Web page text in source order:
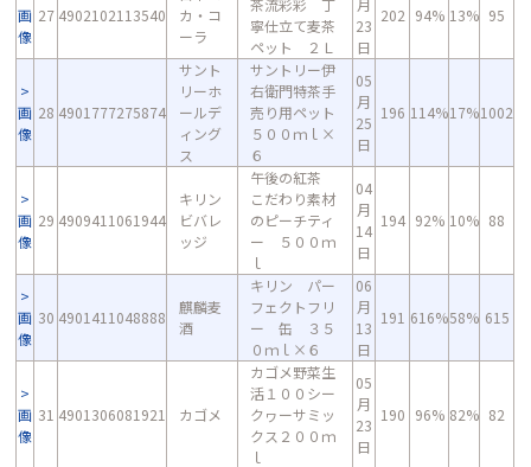
画
像
27 4902102113540
カ・コ
ーラ
茶流彩彩 丁
寧仕立て麦茶
ペット ２Ｌ
月
23
日
202 94% 13% 95
画
像
28 4901777275874
サント
リーホ
ールデ
ィング
ス
サントリー伊
右衛門特茶手
売り用ペット
５００ｍｌ×
６
05
月
25
日
196 114%17%1002
画
像
29 4909411061944
キリン
ビバレ
ッジ
午後の紅茶
こだわり素材
のピーチティ
ー ５００ｍ
ｌ
04
月
14
日
194 92% 10% 88
画
像
30 4901411048888
麒麟麦
酒
キリン パー
フェクトフリ
ー 缶 ３５
０ｍｌ×６
06
月
13
日
191 616%58% 615
画
像
31 4901306081921 カゴメ
カゴメ野菜生
活１００シー
クヮーサミッ
クス２００ｍ
ｌ
05
月
23
日
190 96% 82% 82